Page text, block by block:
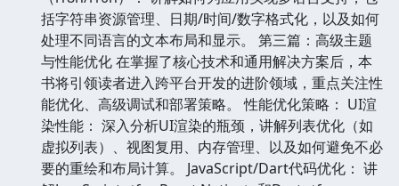
括字符串资源管理、日期/时间/数字格式化，以及如何
处理不同语言的文本布局和显示。 第三篇：高级主题
与性能优化 在掌握了核心技术和通用解决方案后，本
书将引领读者进入跨平台开发的进阶领域，重点关注性
能优化、高级调试和部署策略。 性能优化策略： UI渲
染性能： 深入分析UI渲染的瓶颈，讲解列表优化（如
虚拟列表）、视图复用、内存管理、以及如何避免不必
要的重绘和布局计算。 JavaScript/Dart代码优化： 讲